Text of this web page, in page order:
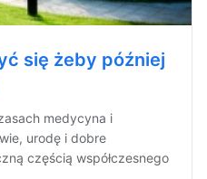
się żeby później
medycyna i
urodę i dobre
częścią współczesnego